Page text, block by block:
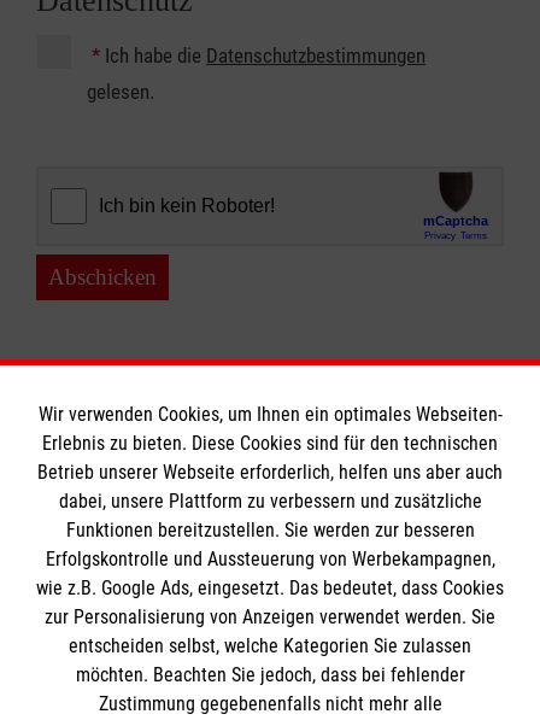
* Ich habe die Datenschutzbestimmungen
gelesen.
Abschicken
Informationen
Impressum
Datenschutz
Barrierefreiheit
Kontakt
Die Malteser
Malteser in Deutschland
Wir verwenden Cookies, um Ihnen ein optimales Webseiten-
Erlebnis zu bieten. Diese Cookies sind für den technischen
Betrieb unserer Webseite erforderlich, helfen uns aber auch
dabei, unsere Plattform zu verbessern und zusätzliche
Funktionen bereitzustellen. Sie werden zur besseren
Erfolgskontrolle und Aussteuerung von Werbekampagnen,
wie z.B. Google Ads, eingesetzt. Das bedeutet, dass Cookies
zur Personalisierung von Anzeigen verwendet werden. Sie
entscheiden selbst, welche Kategorien Sie zulassen
möchten. Beachten Sie jedoch, dass bei fehlender
Zustimmung gegebenenfalls nicht mehr alle